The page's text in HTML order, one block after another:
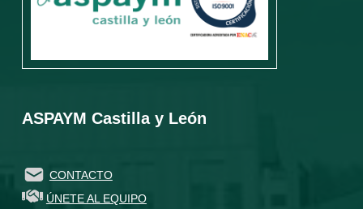
ASPAYM Castilla y León
CONTACTO
ÚNETE AL EQUIPO